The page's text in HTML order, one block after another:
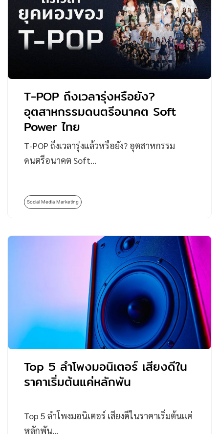
T-POP ถึงเวลารุ่งหรือยัง?
อุตสาหกรรมดนตรีอนาคต Soft
Power ไทย
T-POP ถึงเวลารุ่งแล้วหรือยัง? อุตสาหกรรม
ดนตรีอนาคต Soft…
Social Media Marketing
Top 5 ลำโพงมอนิเตอร์ เสียงดีใน
ราคาเริ่มต้นแค่หลักพัน
Top 5 ลำโพงมอนิเตอร์ เสียงดีในราคาเริ่มต้นแค่
หลักพัน…